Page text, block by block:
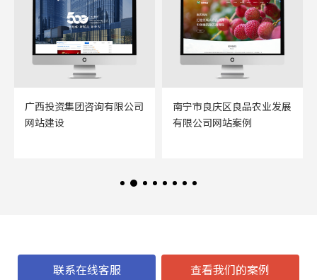
南宁市良庆区良品农业发展
有限公司网站案例
广西我禾草本农业科技有限
公司网站案例
联系在线客服 查看我们的案例